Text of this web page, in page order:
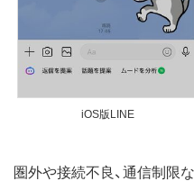
iOS版LINE
圏外や接続不良、通信制限